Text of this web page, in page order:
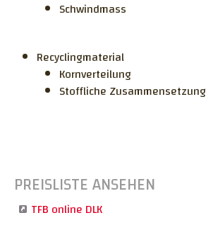
Schwindmass
Recyclingmaterial
Kornverteilung
Stoffliche Zusammensetzung
PREISLISTE ANSEHEN
TFB online DLK